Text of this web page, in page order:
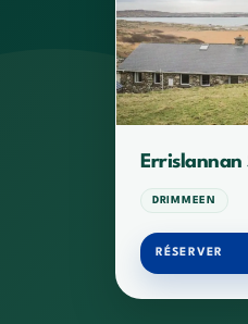
Errislannan
DRIMMEEN
RÉSERVER